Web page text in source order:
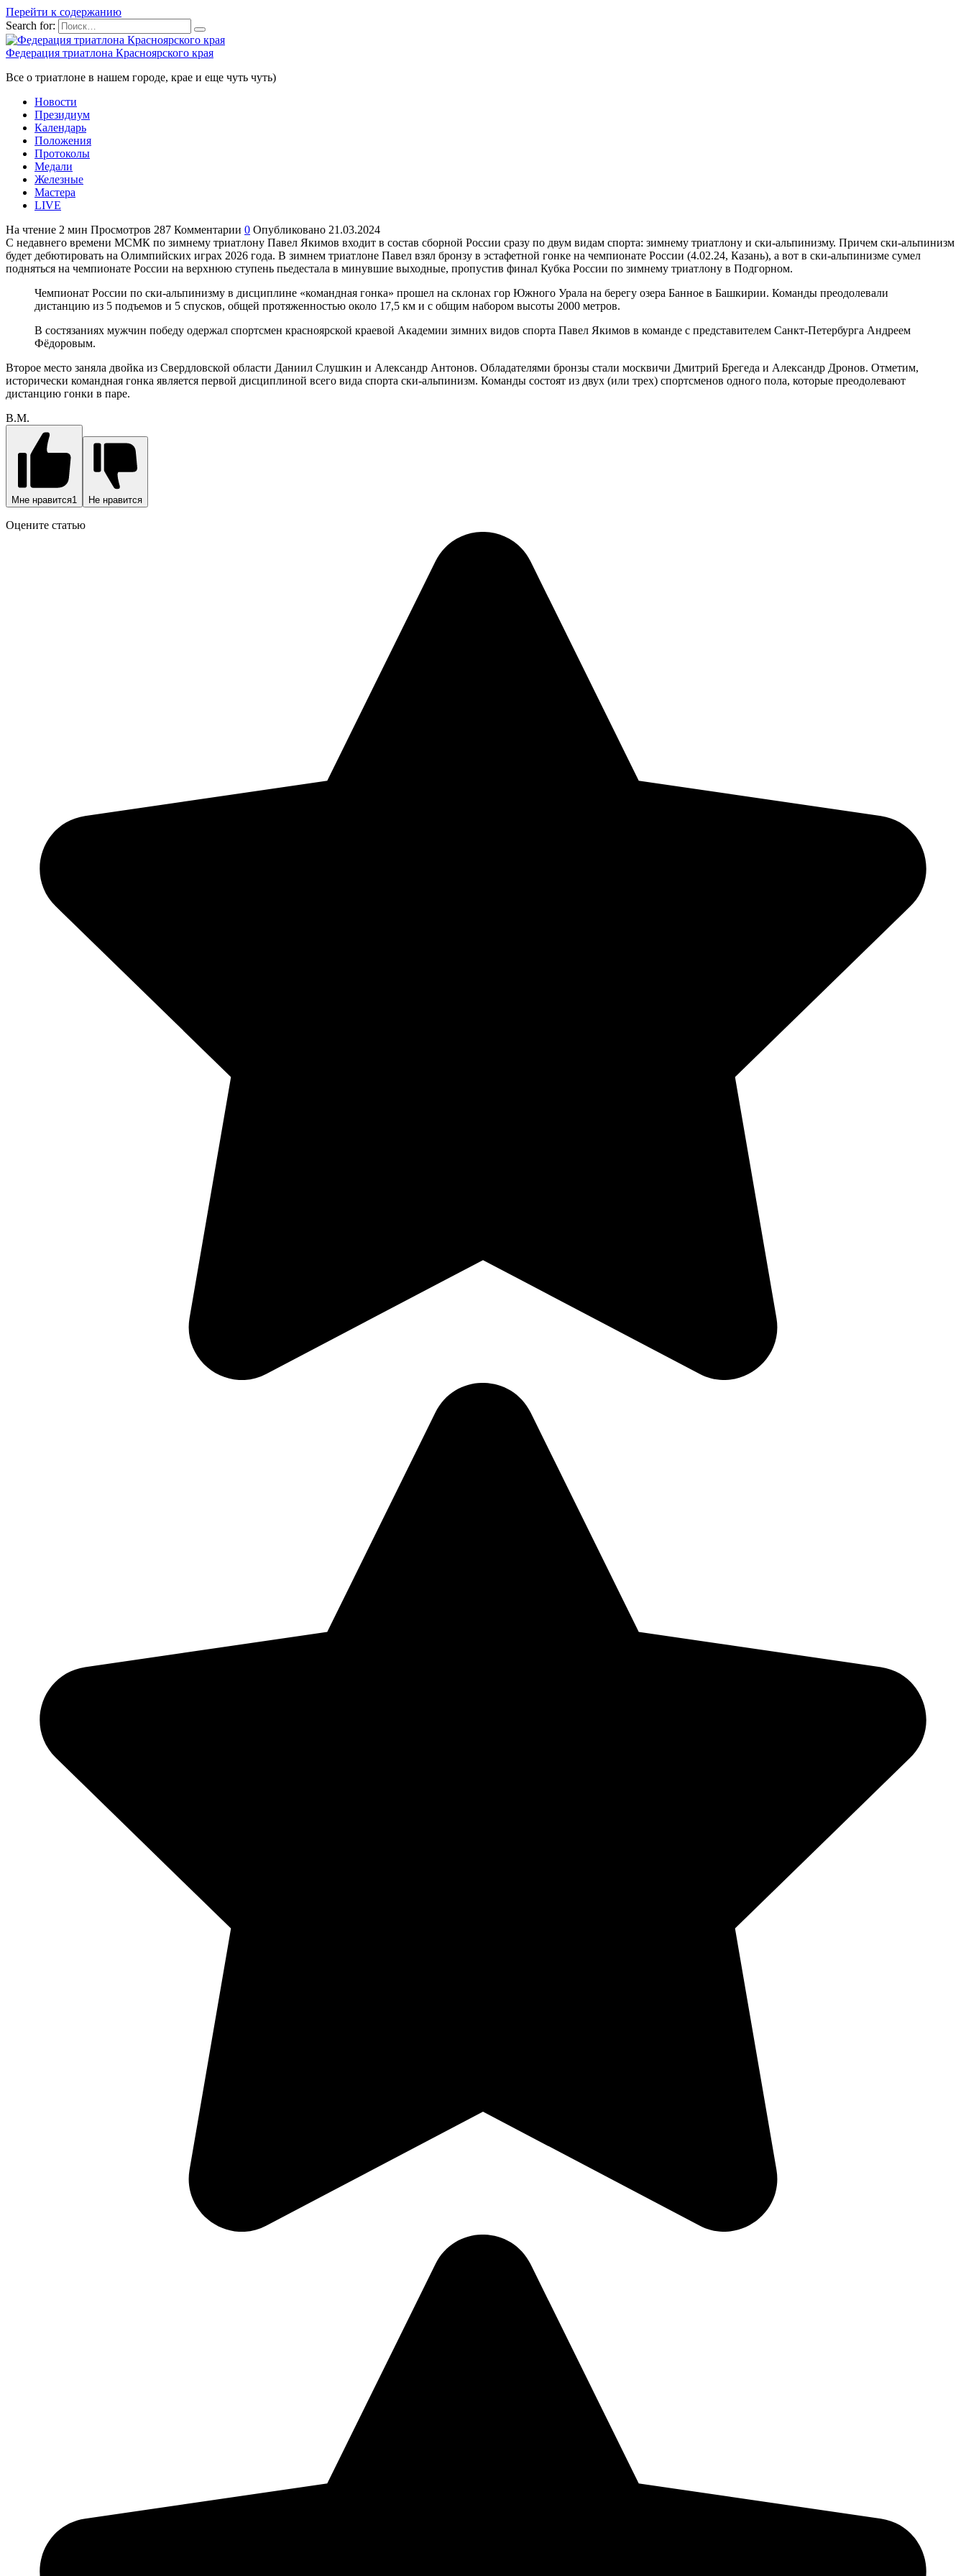
Перейти к содержанию
Search for:
Федерация триатлона Красноярского края
Все о триатлоне в нашем городе, крае и еще чуть чуть)
Новости
Президиум
Календарь
Положения
Протоколы
Медали
Железные
Мастера
LIVE
На чтение 2 мин Просмотров 287 Комментарии 0 Опубликовано 21.03.2024
С недавнего времени МСМК по зимнему триатлону Павел Якимов входит в состав сборной России сразу по двум видам спорта: зимнему триатлону и ски-альпинизму. Причем ски-альпинизм
будет дебютировать на Олимпийских играх 2026 года. В зимнем триатлоне Павел взял бронзу в эстафетной гонке на чемпионате России (4.02.24, Казань), а вот в ски-альпинизме сумел
подняться на чемпионате России на верхнюю ступень пьедестала в минувшие выходные, пропустив финал Кубка России по зимнему триатлону в Подгорном.
Чемпионат России по ски-альпинизму в дисциплине «командная гонка» прошел на склонах гор Южного Урала на берегу озера Банное в Башкирии. Команды преодолевали
дистанцию из 5 подъемов и 5 спусков, общей протяженностью около 17,5 км и с общим набором высоты 2000 метров.
В состязаниях мужчин победу одержал спортсмен красноярской краевой Академии зимних видов спорта Павел Якимов в команде с представителем Санкт-Петербурга Андреем
Фёдоровым.
Второе место заняла двойка из Свердловской области Даниил Слушкин и Александр Антонов. Обладателями бронзы стали москвичи Дмитрий Брегеда и Александр Дронов. Отметим,
исторически командная гонка является первой дисциплиной всего вида спорта ски-альпинизм. Команды состоят из двух (или трех) спортсменов одного пола, которые преодолевают
дистанцию гонки в паре.
В.М.
Мне нравится1 Не нравится
Оцените статью